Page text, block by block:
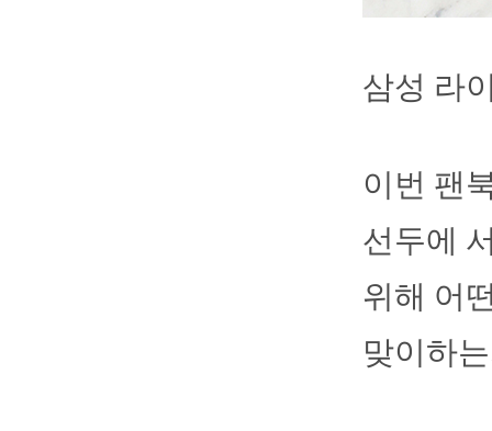
삼성 라
이번 팬
선두에
위해 어
맞이하